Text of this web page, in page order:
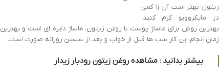
زیتون بهتر است آن را کمی
در مایکروویو گرم کنید.
بهترین روش برای ماساژ پوست با روغن زیتون، ماساژ دایره ای است و بهترین
زمان انجام این کار شب ها قبل از خواب و بعد از شستن روزانه صورت است.
بیشتر بدانید : مشاهده روغن زیتون رودبار زیدار